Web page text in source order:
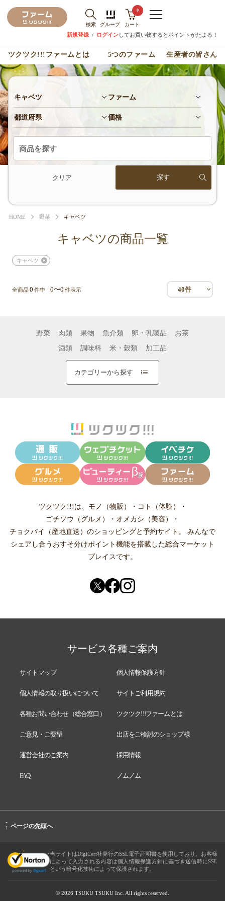
検索 グループ
0
カート
新規登録 / ログインしてお買い物するとポイントがたまる！
ツクツク!!!ファームとは 5つのファーム 生産者の皆さん
キャベツ ファーム
都道府県 価格
クリア
HOME 野菜 キャベツ
キャベツの商品一覧
キャベツ
全商品0 件中 0〜0 件表示 40件
野菜 肉類 果物 魚介類 卵・乳製品
お茶
酒類
調味料 米・穀類 加工品
カテゴリーから探す
ツクツク!!!は、 モノ（物販） ・ コト（体験）
・
ゴチソウ（グルメ）
・ オメカシ（美容）
・
チョクバイ（産地直送） のショッピングと予約サイト。
みんなで
シェアし合う おすそ分けポイント機能を搭載した総合マーケット
プレイスです。
サービス各種ご案内
サイトマップ 個人情報保護方針
個人情報の取り扱いについて サイトご利用規約
各種お問い合わせ（総合窓口） ツクツク!!!ファームとは
ご意見・ご要望 出店をご検討のショップ様
運営会社のご案内 採用情報
FAQ ノムノム
-
↑ ページの先頭へ
当サイトはDigiCert社発行のSSL電子証明書を使用しており、お客様
によって入力される内容は個人情報保護方針に基づき送信時にSSL
という暗号化技術によって保護されます。
© 2026 TSUKU TSUKU Inc. All rights reserved.